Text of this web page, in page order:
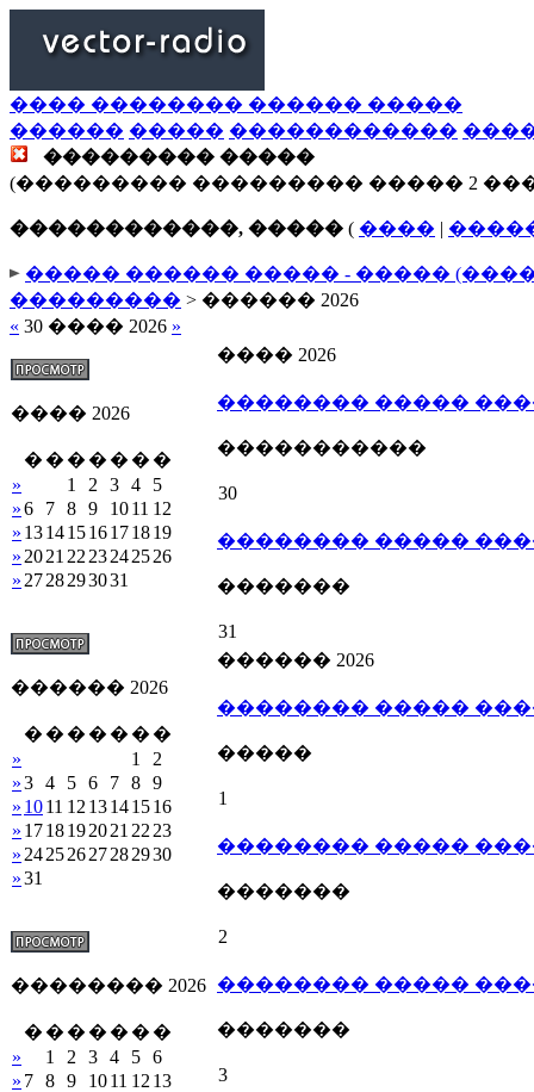
���� �������� ������ �����
������ ����� ������������
��������� �����
(��������� ��������� ����� 2
������������, ����� ( ���� |
����� ������ ����� - �����
��������� > ������ 2026
« 30 ���� 2026 »
���� 2026
� � � � � � �
»
1 2 3 4
5
»6 7 8 9 1011 12
» 13141516171819
» 2021 22 23242526
» 2728293031
������ 2026
� � � � � � �
»
1
2
»3 4 5 6 7 8 9
» 1011 12 13141516
» 1718192021 22 23
» 24252627282930
»31
�������� 2026
� � � � � � �
»
1 2 3 4 5 6
» 7 8 9 1011 12 13
���� 2026
�������� �����
�����������
30
�������� �����
�������
31
������ 2026
�������� �����
�����
1
�������� �����
�������
2
�������� �����
�������
3